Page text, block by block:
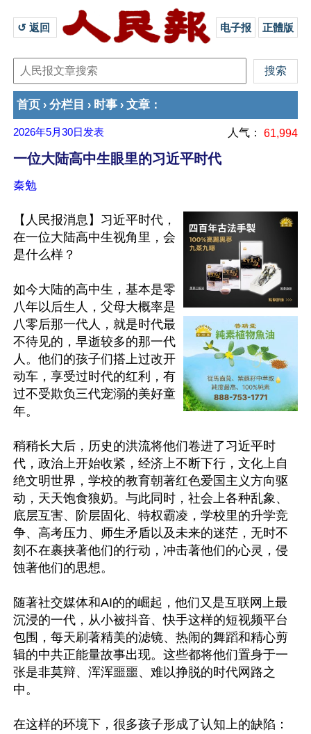
↺ 返回 电子报 正體版
首页 › 分栏目 › 时事 › 文章 ：
2026年5月30日 发表 人气： 61,994
一位大陆高中生眼里的习近平时代
秦勉
【人民报消息】习近平时代，
在一位大陆高中生视角里，会
是什么样？
如今大陆的高中生，基本是零
八年以后生人，父母大概率是
八零后那一代人，就是时代最
不待见的，早逝较多的那一代
人。他们的孩子们搭上过改开
动车，享受过时代的红利，有
过不受欺负三代宠溺的美好童
年。
稍稍长大后，历史的洪流将他们卷进了习近平时
代，政治上开始收紧，经济上不断下行，文化上自
绝文明世界，学校的教育朝著红色爱国主义方向驱
动，天天饱食狼奶。与此同时，社会上各种乱象、
底层互害、阶层固化、特权霸凌，学校里的升学竞
争、高考压力、师生矛盾以及未来的迷茫，无时不
刻不在裹挟著他们的行动，冲击著他们的心灵，侵
蚀著他们的思想。
随著社交媒体和AI的的崛起，他们又是互联网上最
沉浸的一代，从小被抖音、快手这样的短视频平台
包围，每天刷著精美的滤镜、热闹的舞蹈和精心剪
辑的中共正能量故事出现。这些都将他们置身于一
张是非莫辩、浑浑噩噩、难以挣脱的时代网路之
中。
在这样的环境下，很多孩子形成了认知上的缺陷：